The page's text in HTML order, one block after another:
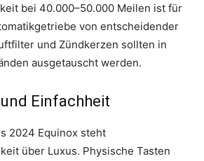
bei 40.000–50.000 Meilen ist für
von entscheidender
und Zündkerzen sollten in
ausgetauscht werden.
Einfachheit
2024 Equinox steht
über Luxus. Physische Tasten